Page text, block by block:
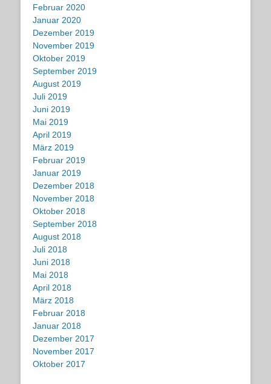
Februar 2020
Januar 2020
Dezember 2019
November 2019
Oktober 2019
September 2019
August 2019
Juli 2019
Juni 2019
Mai 2019
April 2019
März 2019
Februar 2019
Januar 2019
Dezember 2018
November 2018
Oktober 2018
September 2018
August 2018
Juli 2018
Juni 2018
Mai 2018
April 2018
März 2018
Februar 2018
Januar 2018
Dezember 2017
November 2017
Oktober 2017